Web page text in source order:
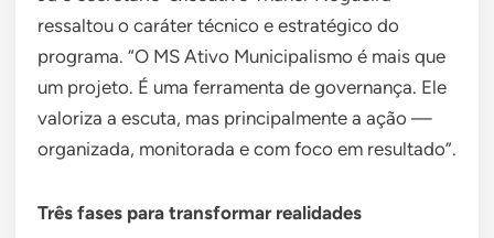
ressaltou o caráter técnico e estratégico do
programa. “O MS Ativo Municipalismo é mais que
um projeto. É uma ferramenta de governança. Ele
valoriza a escuta, mas principalmente a ação —
organizada, monitorada e com foco em resultado”.
Três fases para transformar realidades